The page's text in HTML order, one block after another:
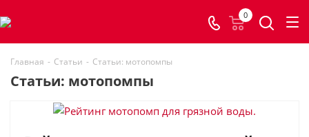
0
Главная - Статьи - Статьи: мотопомпы
Статьи: мотопомпы